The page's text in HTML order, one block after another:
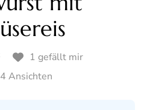
1 gefällt mir
Ansichten